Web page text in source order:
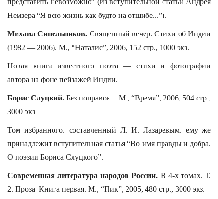
представить невозможно” (из вступительной статьи Андрея
Немзера “Я всю жизнь как будто на отшибе...”).
Михаил Синельников. Священный вечер. Стихи об Индии
(1982 — 2006). М., “Наталис”, 2006, 152 стр., 1000 экз.
Новая книга известного поэта — стихи и фотографии
автора на фоне пейзажей Индии.
Борис Слуцкий. Без поправок... М., “Время”, 2006, 504 стр.,
3000 экз.
Том избранного, составленный Л. И. Лазаревым, ему же
принадлежит вступительная статья “Во имя правды и добра.
О поэзии Бориса Слуцкого”.
Современная литература народов России. В 4-х томах. Т.
2. Проза. Книга первая. М., “Пик”, 2005, 480 стр., 3000 экз.